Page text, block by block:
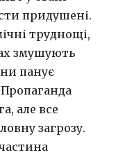
придушені.
труднощі,
змушують
панує
але все
загрозу.